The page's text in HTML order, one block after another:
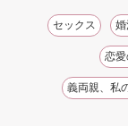
セックス
恋
義両親、私